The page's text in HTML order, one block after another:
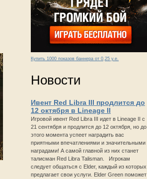
Купить 1000 показов баннера от 0,25 у.е.
Новости
Ивент Red Libra III продлится до
12 октября в Lineage II
Игровой ивент Red Libra III идет в Lineage II с
21 сентября и продлится до 12 октября, но до
этого момента успеет наградить вас
приятными впечатлениями и значительными
наградами! А самой главной из них станет
талисман Red Libra Talisman. Игрокам
следует общаться с Elder, каждый из которых
предлагает свои услуги. Elder Green поможет